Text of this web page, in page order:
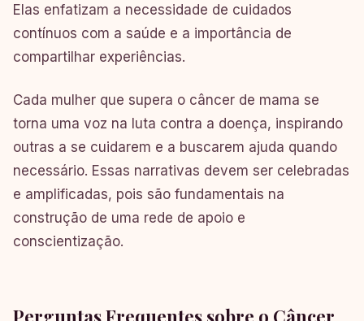
Elas enfatizam a necessidade de cuidados
contínuos com a saúde e a importância de
compartilhar experiências.
Cada mulher que supera o câncer de mama se
torna uma voz na luta contra a doença, inspirando
outras a se cuidarem e a buscarem ajuda quando
necessário. Essas narrativas devem ser celebradas
e amplificadas, pois são fundamentais na
construção de uma rede de apoio e
conscientização.
Perguntas Frequentes sobre o Câncer